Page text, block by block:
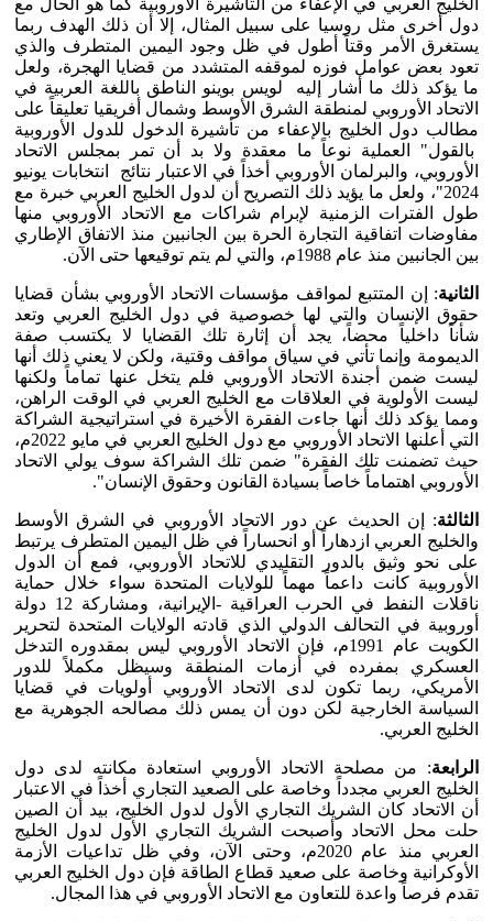
الخليج العربي في الإعفاء من التأشيرة الأوروبية كما هو الحال مع
دول أخرى مثل روسيا على سبيل المثال، إلا أن ذلك الهدف ربما
يستغرق الأمر وقتاً أطول في ظل وجود اليمين المتطرف والذي
تعود بعض عوامل فوزه لموقفه المتشدد من قضايا الهجرة، ولعل
ما يؤكد ذلك ما أشار إليه لويس بوينو الناطق باللغة العربية في
الاتحاد الأوروبي لمنطقة الشرق الأوسط وشمال أفريقيا تعليقاً على
مطالب دول الخليج بالإعفاء من تأشيرة الدخول للدول الأوروبية
بالقول" العملية نوعاً ما معقدة ولا بد أن تمر بمجلس الاتحاد
الأوروبي، والبرلمان الأوروبي أخذاً في الاعتبار نتائج انتخابات يونيو
2024"، ولعل ما يؤيد ذلك التصريح أن لدول الخليج العربي خبرة مع
طول الفترات الزمنية لإبرام شراكات مع الاتحاد الأوروبي منها
مفاوضات اتفاقية التجارة الحرة بين الجانبين منذ الاتفاق الإطاري
بين الجانبين منذ عام 1988م، والتي لم يتم توقيعها حتى الآن.
الثانية: إن المتتبع لمواقف مؤسسات الاتحاد الأوروبي بشأن قضايا
حقوق الإنسان والتي لها خصوصية في دول الخليج العربي وتعد
شأناً داخلياً محضاً، يجد أن إثارة تلك القضايا لا يكتسب صفة
الديمومة وإنما تأتي في سياق مواقف وقتية، ولكن لا يعني ذلك أنها
ليست ضمن أجندة الاتحاد الأوروبي فلم يتخل عنها تماماً ولكنها
ليست الأولوية في العلاقات مع الخليج العربي في الوقت الراهن،
ومما يؤكد ذلك أنها جاءت الفقرة الأخيرة في استراتيجية الشراكة
التي أعلنها الاتحاد الأوروبي مع دول الخليج العربي في مايو 2022م،
حيث تضمنت تلك الفقرة" ضمن تلك الشراكة سوف يولي الاتحاد
الأوروبي اهتماماً خاصاً بسيادة القانون وحقوق الإنسان".
الثالثة: إن الحديث عن دور الاتحاد الأوروبي في الشرق الأوسط
والخليج العربي ازدهاراً أو انحساراً في ظل اليمين المتطرف يرتبط
على نحو وثيق بالدور التقليدي للاتحاد الأوروبي، فمع أن الدول
الأوروبية كانت داعماً مهماً للولايات المتحدة سواء خلال حماية
ناقلات النفط في الحرب العراقية -الإيرانية، ومشاركة 12 دولة
أوروبية في التحالف الدولي الذي قادته الولايات المتحدة لتحرير
الكويت عام 1991م، فإن الاتحاد الأوروبي ليس بمقدوره التدخل
العسكري بمفرده في أزمات المنطقة وسيظل مكملاً للدور
الأمريكي، ربما تكون لدى الاتحاد الأوروبي أولويات في قضايا
السياسة الخارجية لكن دون أن يمس ذلك مصالحه الجوهرية مع
الخليج العربي.
الرابعة: من مصلحة الاتحاد الأوروبي استعادة مكانته لدى دول
الخليج العربي مجدداً وخاصة على الصعيد التجاري أخذاً في الاعتبار
أن الاتحاد كان الشريك التجاري الأول لدول الخليج، بيد أن الصين
حلت محل الاتحاد وأصبحت الشريك التجاري الأول لدول الخليج
العربي منذ عام 2020م، وحتى الآن، وفي ظل تداعيات الأزمة
الأوكرانية وخاصة على صعيد قطاع الطاقة فإن دول الخليج العربي
تقدم فرصاً واعدة للتعاون مع الاتحاد الأوروبي في هذا المجال.